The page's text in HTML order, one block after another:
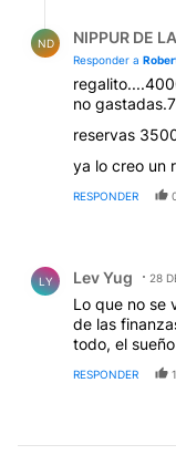
ND NIPPUR DE
Responder a
no
reservas
ya lo creo un
RESPONDER
LY Lev Yug 28
Lo que no se
de las
todo, el
RESPONDER 1